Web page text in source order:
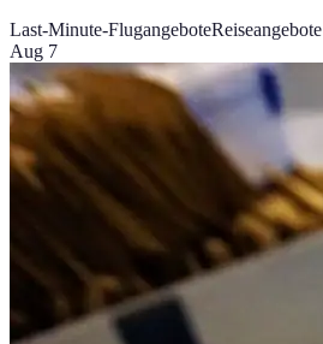
Last-Minute-FlugangeboteReiseangebote
Aug 7